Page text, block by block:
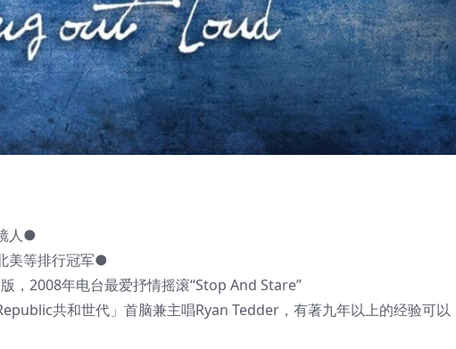
人●
美等排行冠军●
，2008年电台最爱抒情摇滚“Stop And Stare”
共和世代」首脑兼主唱Ryan Tedder，有著九年以上的经验可以